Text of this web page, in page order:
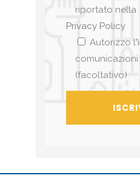
riportato nella
Privacy Policy
Autorizzo
(facoltativo)